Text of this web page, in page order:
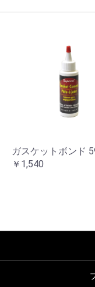
ガスケットボンド
￥1,540